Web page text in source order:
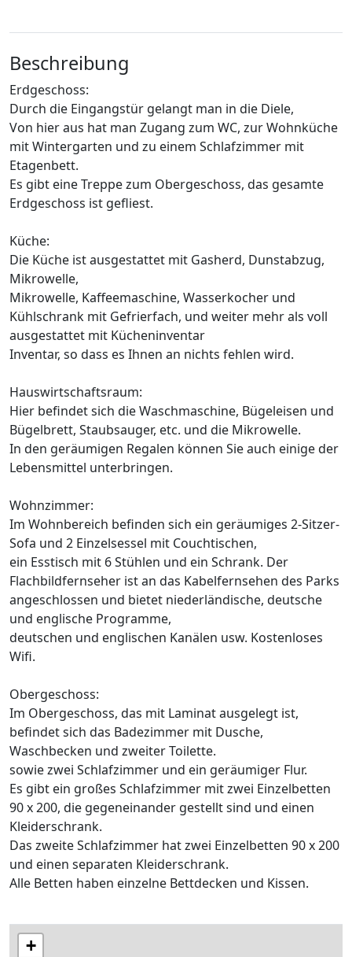
Beschreibung
Erdgeschoss:
Durch die Eingangstür gelangt man in die Diele,
Von hier aus hat man Zugang zum WC, zur Wohnküche
mit Wintergarten und zu einem Schlafzimmer mit
Etagenbett.
Es gibt eine Treppe zum Obergeschoss, das gesamte
Erdgeschoss ist gefliest.
Küche:
Die Küche ist ausgestattet mit Gasherd, Dunstabzug,
Mikrowelle,
Mikrowelle, Kaffeemaschine, Wasserkocher und
Kühlschrank mit Gefrierfach, und weiter mehr als voll
ausgestattet mit Kücheninventar
Inventar, so dass es Ihnen an nichts fehlen wird.
Hauswirtschaftsraum:
Hier befindet sich die Waschmaschine, Bügeleisen und
Bügelbrett, Staubsauger, etc. und die Mikrowelle.
In den geräumigen Regalen können Sie auch einige der
Lebensmittel unterbringen.
Wohnzimmer:
Im Wohnbereich befinden sich ein geräumiges 2-Sitzer-
Sofa und 2 Einzelsessel mit Couchtischen,
ein Esstisch mit 6 Stühlen und ein Schrank. Der
Flachbildfernseher ist an das Kabelfernsehen des Parks
angeschlossen und bietet niederländische, deutsche
und englische Programme,
deutschen und englischen Kanälen usw. Kostenloses
Wifi.
Obergeschoss:
Im Obergeschoss, das mit Laminat ausgelegt ist,
befindet sich das Badezimmer mit Dusche,
Waschbecken und zweiter Toilette.
sowie zwei Schlafzimmer und ein geräumiger Flur.
Es gibt ein großes Schlafzimmer mit zwei Einzelbetten
90 x 200, die gegeneinander gestellt sind und einen
Kleiderschrank.
Das zweite Schlafzimmer hat zwei Einzelbetten 90 x 200
und einen separaten Kleiderschrank.
Alle Betten haben einzelne Bettdecken und Kissen.
+